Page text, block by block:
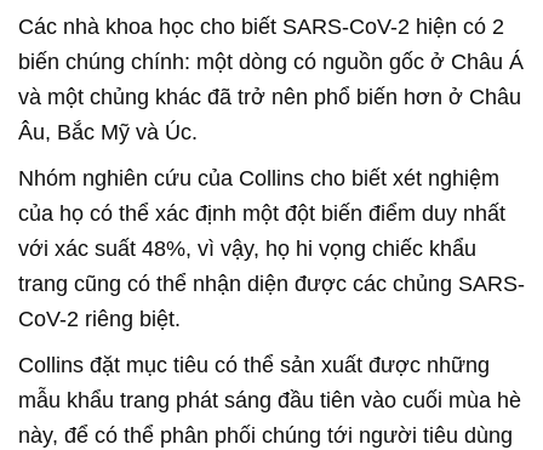
Các nhà khoa học cho biết SARS-CoV-2 hiện có 2
biến chúng chính: một dòng có nguồn gốc ở Châu Á
và một chủng khác đã trở nên phổ biến hơn ở Châu
Âu, Bắc Mỹ và Úc.
Nhóm nghiên cứu của Collins cho biết xét nghiệm
của họ có thể xác định một đột biến điểm duy nhất
với xác suất 48%, vì vậy, họ hi vọng chiếc khẩu
trang cũng có thể nhận diện được các chủng SARS-
CoV-2 riêng biệt.
Collins đặt mục tiêu có thể sản xuất được những
mẫu khẩu trang phát sáng đầu tiên vào cuối mùa hè
này, để có thể phân phối chúng tới người tiêu dùng